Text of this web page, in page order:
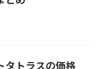
タトラスの価格